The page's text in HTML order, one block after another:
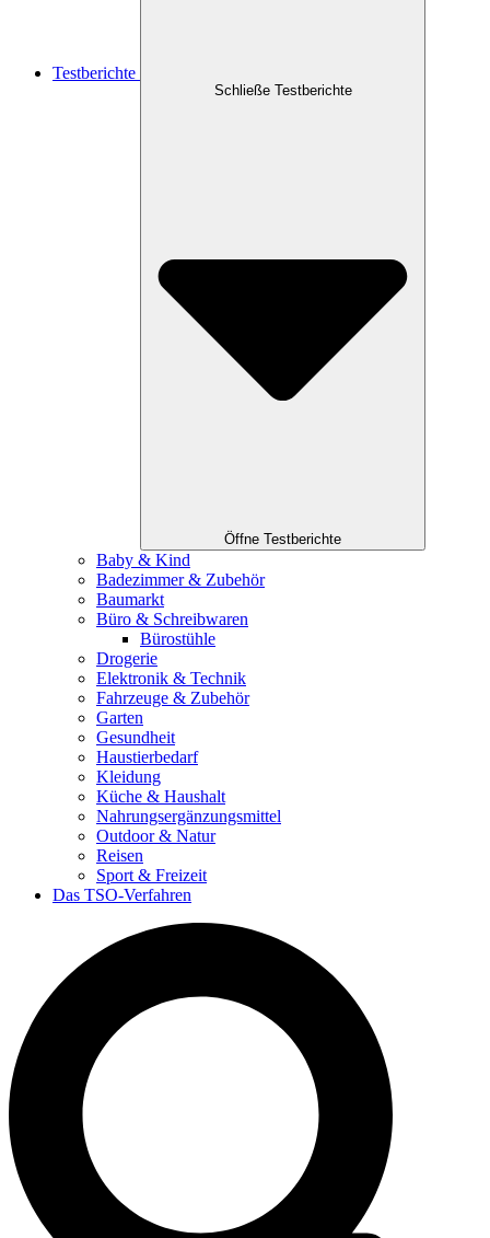
Testberichte
Schließe Testberichte
Öffne Testberichte
Baby & Kind
Badezimmer & Zubehör
Baumarkt
Büro & Schreibwaren
Bürostühle
Drogerie
Elektronik & Technik
Fahrzeuge & Zubehör
Garten
Gesundheit
Haustierbedarf
Kleidung
Küche & Haushalt
Nahrungsergänzungsmittel
Outdoor & Natur
Reisen
Sport & Freizeit
Das TSO-Verfahren